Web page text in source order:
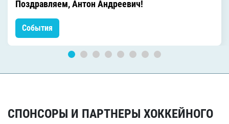
Поздравляем, Антон Андреевич!
События
СПОНСОРЫ И ПАРТНЕРЫ ХОККЕЙНОГО